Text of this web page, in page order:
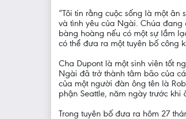
“Tôi tin rằng cuộc sống là một
và tình yêu của Ngài. Chúa đang
bàng hoàng nếu có một sự lầm
có thể đưa ra một tuyên bố công
Cha Dupont là một sinh viên tốt
Ngài đã trở thành tâm bão của
của một người đàn ông tên là
phận Seattle, năm ngày trước khi
Trong tuyên bố đưa ra hôm 27